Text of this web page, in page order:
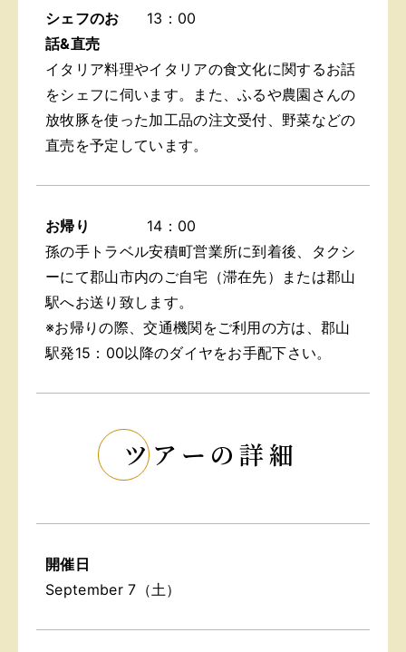
シェフのお
話&直売
13：00
イタリア料理やイタリアの食文化に関するお話
をシェフに伺います。また、ふるや農園さんの
放牧豚を使った加工品の注文受付、野菜などの
直売を予定しています。
お帰り
14：00
孫の手トラベル安積町営業所に到着後、タクシ
ーにて郡山市内のご自宅（滞在先）または郡山
駅へお送り致します。
※お帰りの際、交通機関をご利用の方は、郡山
駅発15：00以降のダイヤをお手配下さい。
ツアーの詳細
開催日
September 7（土）